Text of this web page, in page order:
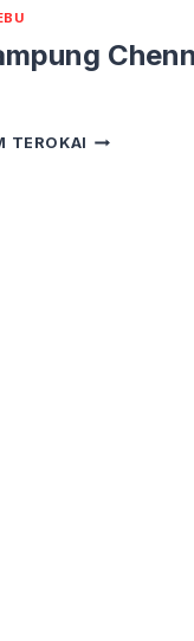
TEROKAI KAMPUNG